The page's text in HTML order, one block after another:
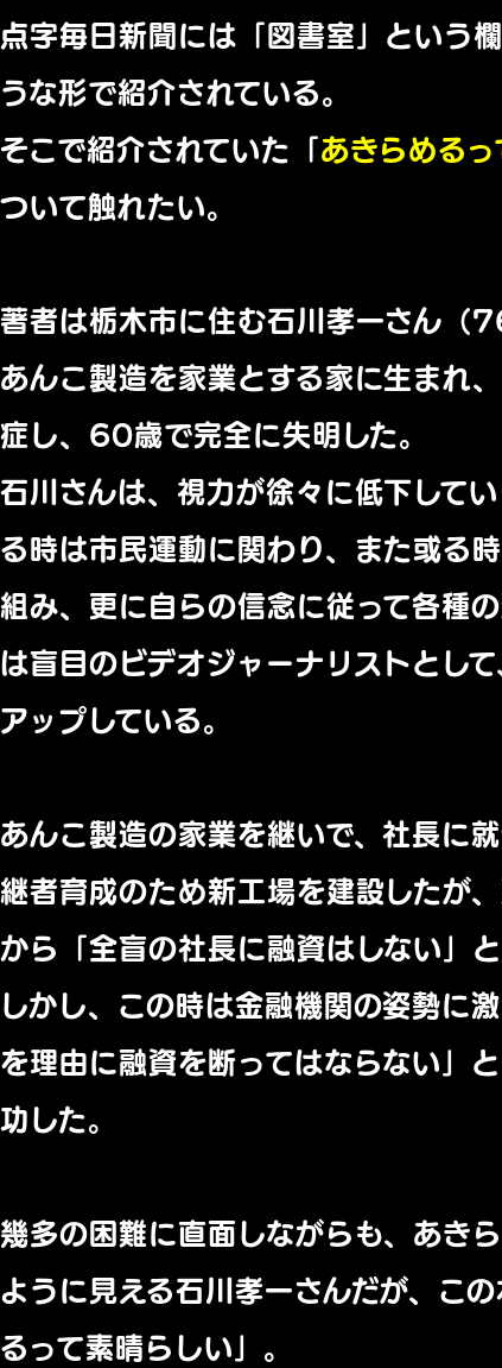
点字毎日新聞には「図書室」という
うな形で紹介されている。
そこで紹介されていた「 あきらめる
ついて触れたい。
著者は栃木市に住む石川孝一さん（
あんこ製造を家業とする家に生まれ
症し、60歳で完全に失明した。
石川さんは、視力が徐々に低下して
る時は市民運動に関わり、また或る
組み、更に自らの信念に従って各種
は盲目のビデオジャーナリストとし
アップしている。
あんこ製造の家業を継いで、社長に
継者育成のため新工場を建設したが
から「全盲の社長に融資はしない」
しかし、この時は金融機関の姿勢に
を理由に融資を断ってはならない」
功した。
幾多の困難に直面しながらも、あき
ように見える石川孝一さんだが、こ
るって素晴らしい」。